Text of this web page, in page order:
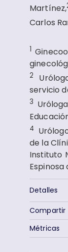
Martínez,
Carlos
1
2
servicio
3
4
de la
Instituto
Espinosa
Detalles
Métricas
Compartir